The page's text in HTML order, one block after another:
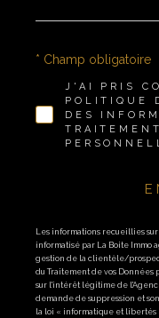
J'AI PRIS
POLITIQUE
DES
* Champ obligatoire
Les informations recueillies
informatisé par La Boite Immo
gestion de la clientèle/
du Traitement de vos
sur l'intérêt légitime de
demande de suppression et
la loi « informatique et libertés